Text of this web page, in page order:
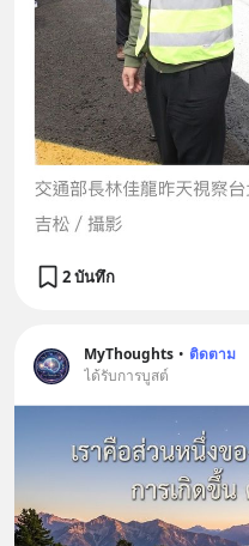
2 บันทึก
MyThoughts • ติดตาม
ได้รับการบูสต์